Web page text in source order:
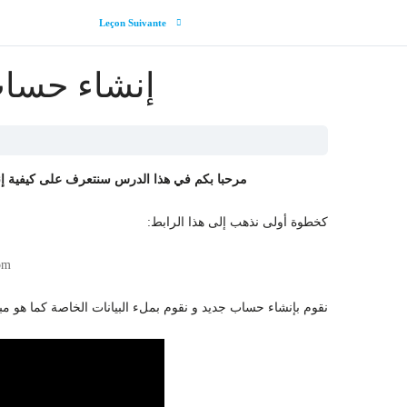
Leçon Suivante
إنشاء
مرحبا بكم في هذا الدرس سنتعرف على كيفية
:كخطوة أولى نذهب إلى هذا الرابط
:نقوم بإنشاء حساب جديد و نقوم بملء البيانات الخاصة كما هو